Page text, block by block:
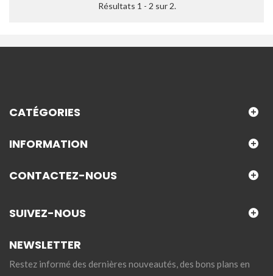
Résultats 1 - 2 sur 2.
CATÉGORIES
INFORMATION
CONTACTEZ-NOUS
SUIVEZ-NOUS
NEWSLETTER
Restez informé des dernières nouveautés, des bons plans en